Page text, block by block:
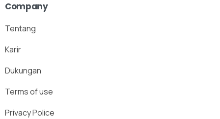
Company
Tentang
Karir
Dukungan
Terms of use
Privacy Police